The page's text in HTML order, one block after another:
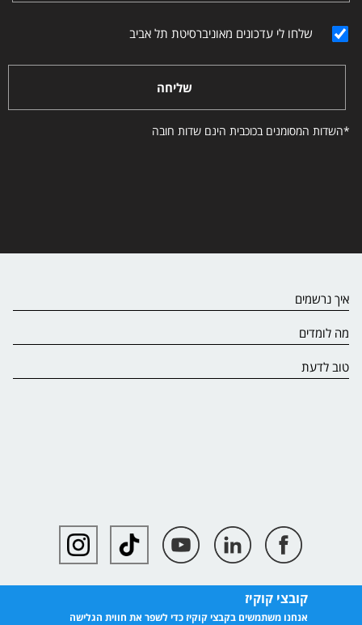
קובצי קוקיז
אנחנו משתמשים בקבצי קוקיז כדי לשפר את חווית הגלישה
שלחו לי עדכונים מאוניברסיטת תל אביב
שליחה
*השדות המסומנים בכוכבית הינם שדות חובה
איך נרשמים
מה לומדים
טוב לדעת